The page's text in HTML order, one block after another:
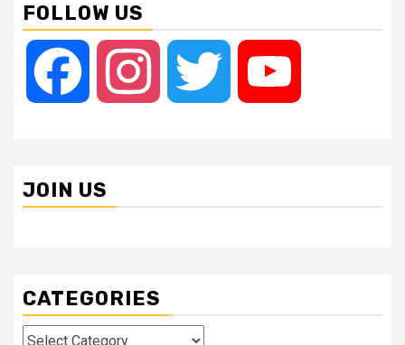
FOLLOW US
Facebook Instagram Twitter
JOIN US
CATEGORIES
Categories